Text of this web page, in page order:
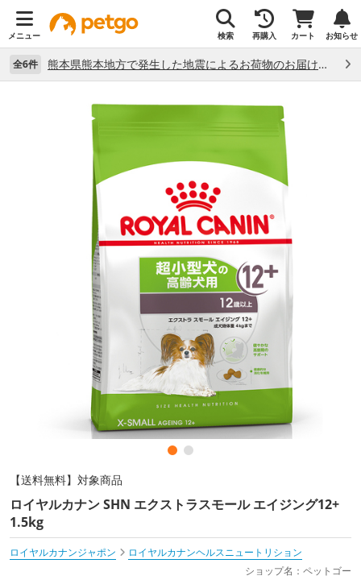
メニュー 検索 再購入 カート お知らせ
全6件 熊本県熊本地方で発生した地震によるお荷物のお届け状況について （7/28）
【送料無料】対象商品
ロイヤルカナン SHN エクストラスモール エイジング12+
1.5kg
ロイヤルカナンジャポン
ロイヤルカナンヘルスニュートリション
ショップ名：ペットゴー